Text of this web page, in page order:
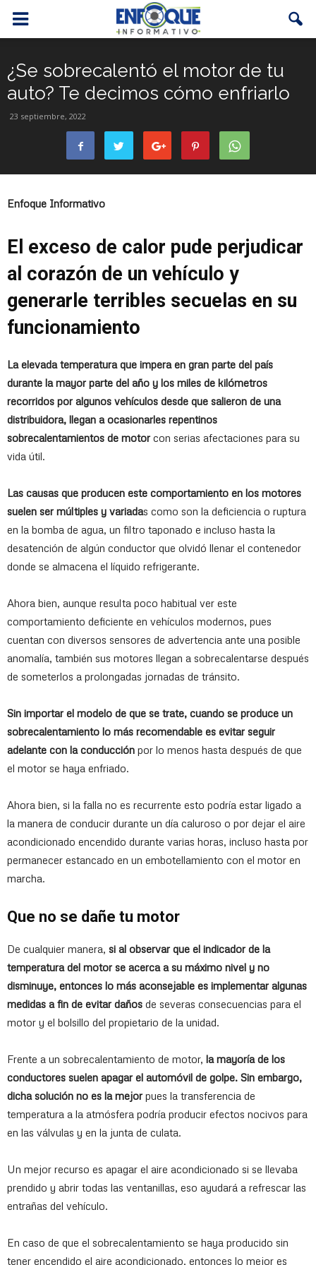
¿Se sobrecalentó el motor de tu
auto? Te decimos cómo enfriarlo
23 septiembre, 2022
Enfoque Informativo
El exceso de calor pude perjudicar
al corazón de un vehículo y
generarle terribles secuelas en su
funcionamiento
La elevada temperatura que impera en gran parte del país
durante la mayor parte del año y los miles de kilómetros
recorridos por algunos vehículos desde que salieron de una
distribuidora, llegan a ocasionarles repentinos
sobrecalentamientos de motor con serias afectaciones para su
vida útil.
Las causas que producen este comportamiento en los motores
suelen ser múltiples y variadas como son la deficiencia o ruptura
en la bomba de agua, un filtro taponado e incluso hasta la
desatención de algún conductor que olvidó llenar el contenedor
donde se almacena el líquido refrigerante.
Ahora bien, aunque resulta poco habitual ver este
comportamiento deficiente en vehículos modernos, pues
cuentan con diversos sensores de advertencia ante una posible
anomalía, también sus motores llegan a sobrecalentarse después
de someterlos a prolongadas jornadas de tránsito.
Sin importar el modelo de que se trate, cuando se produce un
sobrecalentamiento lo más recomendable es evitar seguir
adelante con la conducción por lo menos hasta después de que
el motor se haya enfriado.
Ahora bien, si la falla no es recurrente esto podría estar ligado a
la manera de conducir durante un día caluroso o por dejar el aire
acondicionado encendido durante varias horas, incluso hasta por
permanecer estancado en un embotellamiento con el motor en
marcha.
Que no se dañe tu motor
De cualquier manera, si al observar que el indicador de la
temperatura del motor se acerca a su máximo nivel y no
disminuye, entonces lo más aconsejable es implementar algunas
medidas a fin de evitar daños de severas consecuencias para el
motor y el bolsillo del propietario de la unidad.
Frente a un sobrecalentamiento de motor, la mayoría de los
conductores suelen apagar el automóvil de golpe. Sin embargo,
dicha solución no es la mejor pues la transferencia de
temperatura a la atmósfera podría producir efectos nocivos para
en las válvulas y en la junta de culata.
Un mejor recurso es apagar el aire acondicionado si se llevaba
prendido y abrir todas las ventanillas, eso ayudará a refrescar las
entrañas del vehículo.
En caso de que el sobrecalentamiento se haya producido sin
tener encendido el aire acondicionado, entonces lo mejor es